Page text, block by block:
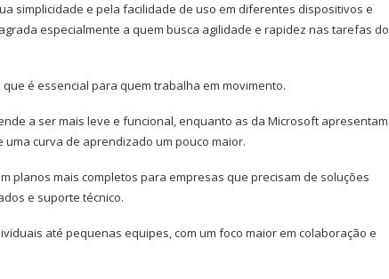
simplicidade e pela facilidade de uso em diferentes dispositivos e
especialmente a quem busca agilidade e rapidez nas tarefas do
é essencial para quem trabalha em movimento.
a ser mais leve e funcional, enquanto as da Microsoft apresentam
curva de aprendizado um pouco maior.
planos mais completos para empresas que precisam de soluções
e suporte técnico.
até pequenas equipes, com um foco maior em colaboração e